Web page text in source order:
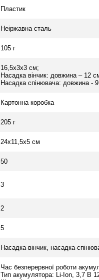
Пластик
Неіржавна сталь
105 г
16,5х3х3 см;
Насадка вінчик: довжина – 12
Насадка спінювача: довжина -
Картонна коробка
205 г
24х11,5х5 см
50
3
2
5
Насадка-вінчик, насадка-
Час безперервної роботи
Тип акумулятора: Li-Ion, 3,7 В